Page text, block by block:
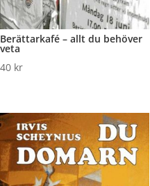
Berättarkafé – allt du behöver
veta
40 kr